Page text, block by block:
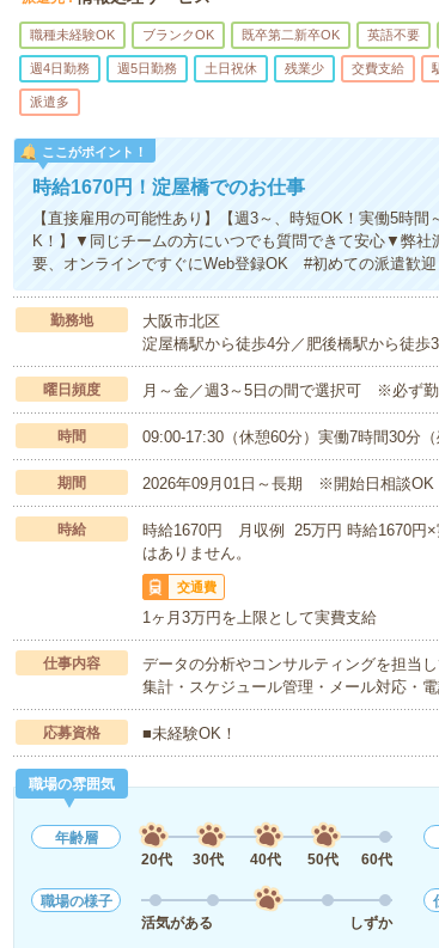
職種未経験OK ブランクOK 既卒第二新卒OK 英語不要
週4日勤務 週5日勤務 土日祝休 残業少 交費支給
派遣多
ここがポイント！
時給1670円！淀屋橋でのお仕事
【直接雇用の可能性あり】【週3～、時短OK！実働5時
K！】▼同じチームの方にいつでも質問できて安心▼弊社
要、オンラインですぐにWeb登録OK #初めての派遣歓
勤務地
大阪市北区
淀屋橋駅から徒歩4分／肥後橋駅から徒歩
曜日頻度 月～金／週3～5日の間で選択可 ※必ず
時間 09:00-17:30（休憩60分）実働7時間30分（
期間 2026年09月01日～長期 ※開始日相談
時給
時給1670円 月収例 25万円 時給1670円
はありません。
交通費
1ヶ月3万円を上限として実費支給
仕事内容
データの分析やコンサルティングを担当
集計・スケジュール管理・メール対応・
応募資格 ■未経験OK！
職場の雰囲気
年齢層
20代
30代 40代 50代 60代
職場の様子
活気がある
しずか